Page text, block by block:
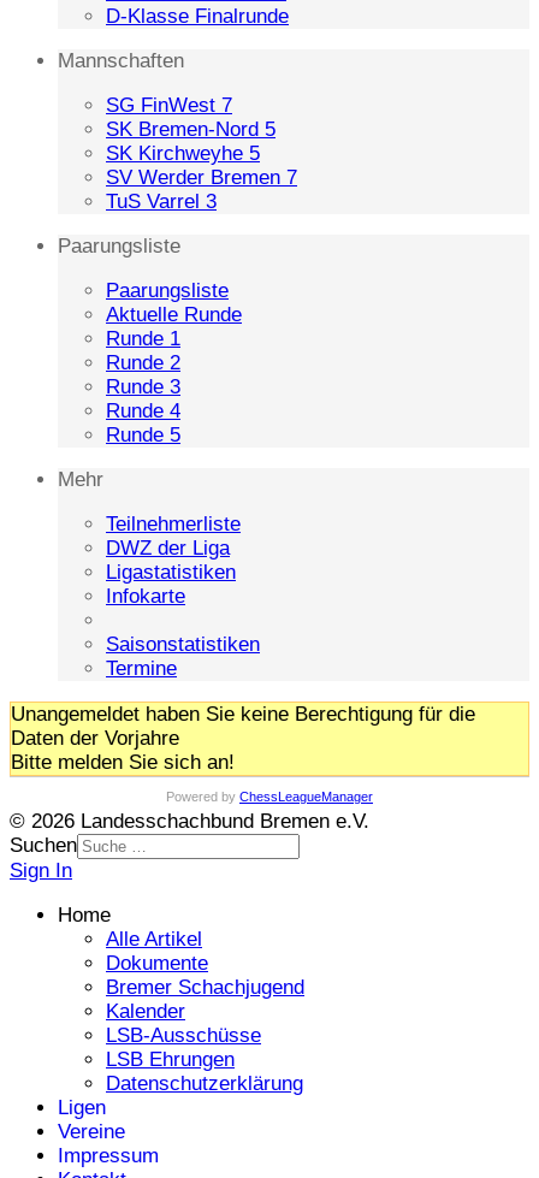
D-Klasse Finalrunde
Mannschaften
SG FinWest 7
SK Bremen-Nord 5
SK Kirchweyhe 5
SV Werder Bremen 7
TuS Varrel 3
Paarungsliste
Paarungsliste
Aktuelle Runde
Runde 1
Runde 2
Runde 3
Runde 4
Runde 5
Mehr
Teilnehmerliste
DWZ der Liga
Ligastatistiken
Infokarte
Saisonstatistiken
Termine
Unangemeldet haben Sie keine Berechtigung für die
Daten der Vorjahre
Bitte melden Sie sich an!
Powered by ChessLeagueManager
© 2026 Landesschachbund Bremen e.V.
Suchen
Sign In
Home
Alle Artikel
Dokumente
Bremer Schachjugend
Kalender
LSB-Ausschüsse
LSB Ehrungen
Datenschutzerklärung
Ligen
Vereine
Impressum